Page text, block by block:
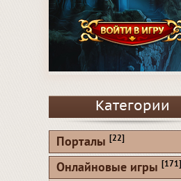
Категории
Порталы [22]
Онлайновые игры [171]